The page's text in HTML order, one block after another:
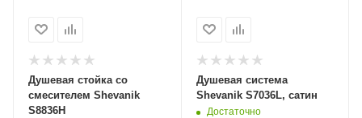
Душевая стойка со
смесителем Shevanik
S8836H
Душевая система
Shevanik S7036L, сатин
Достаточно